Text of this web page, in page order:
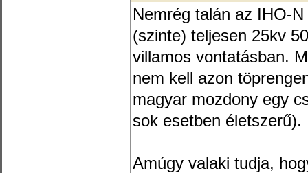
Nemrég talán az IHO-
(szinte) teljesen 25kv
villamos vontatásban.
nem kell azon
magyar mozdony egy
sok esetben életszerű).
Amúgy valaki tudja,